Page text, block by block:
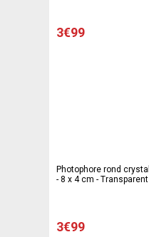
3€99
Photophore rond crystal
- 8 x 4 cm - Transparent
3€99